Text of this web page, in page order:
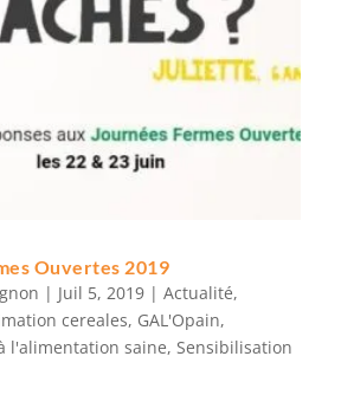
Ouvertes 2019
| Juil 5, 2019| Actualité,
cereales, GAL'Opain,
l'alimentation saine, Sensibilisation